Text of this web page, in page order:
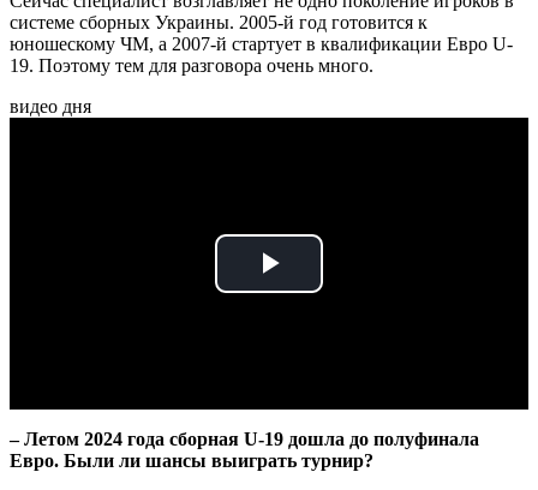
системе сборных Украины. 2005-й год готовится к
юношескому ЧМ, а 2007-й стартует в квалификации Евро U-
19. Поэтому тем для разговора очень много.
видео дня
Play
– Летом 2024 года сборная U-19 дошла до полуфинала
Евро. Были ли шансы выиграть турнир?